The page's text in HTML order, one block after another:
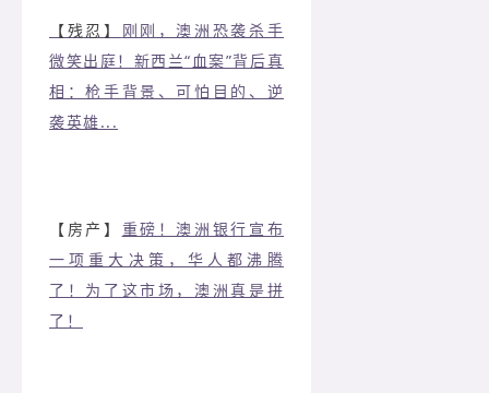
【残忍】 刚刚，澳洲恐袭杀手
微笑出庭！新西兰“血案”背后真
相：枪手背景、可怕目的、逆
袭英雄...
【房产】 重磅！澳洲银行宣布
一项重大决策，华人都沸腾
了！为了这市场，澳洲真是拼
了！